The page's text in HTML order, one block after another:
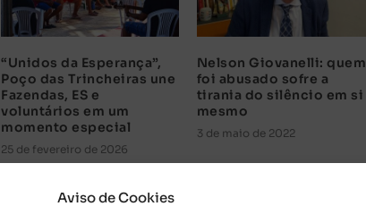
Aviso de Cookies
“Unidos da Esperança”,
Poço das Trincheiras une
Fazendas, ES e
voluntários em um
momento especial
25 de fevereiro de 2026
Nelson Giovanelli: quem
foi abusado sofre a
tirania do silêncio em si
mesmo
3 de maio de 2022